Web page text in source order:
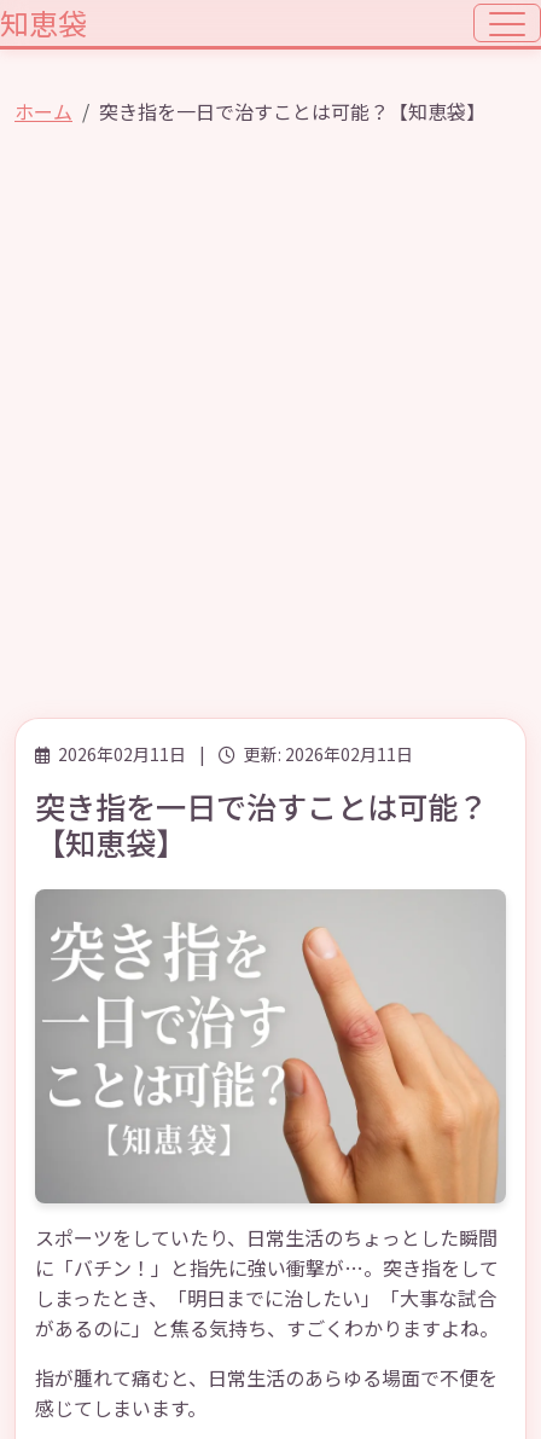
知恵袋
ホーム 突き指を一日で治すことは可能？【知恵袋】
2026年02月11日 | 更新: 2026年02月11日
突き指を一日で治すことは可能？
【知恵袋】
スポーツをしていたり、日常生活のちょっとした瞬間
に「バチン！」と指先に強い衝撃が…。突き指をして
しまったとき、「明日までに治したい」「大事な試合
があるのに」と焦る気持ち、すごくわかりますよね。
指が腫れて痛むと、日常生活のあらゆる場面で不便を
感じてしまいます。